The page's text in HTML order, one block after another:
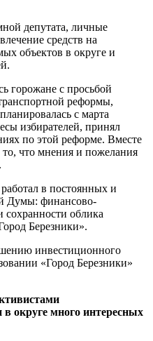
депутата, личные
средств на
объектов в округе и
горожане с просьбой
реформы,
с марта
избирателей, принял
по этой реформе. Вместе
что мнения и пожелания
в постоянных и
Думы: финансово-
облика
Березники».
инвестиционного
«Город Березники»
округе много интересных